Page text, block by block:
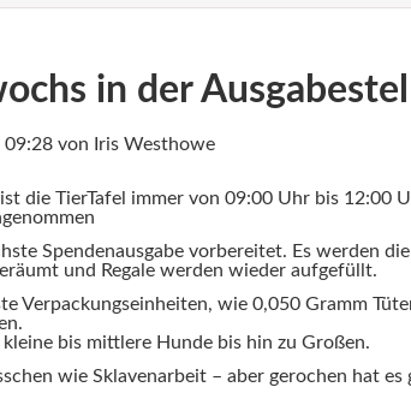
in der
09:28 von Iris Westhowe
die TierTafel immer von 09:00 Uhr bis 12:00
Spendenausgabe vorbereitet. Es werden
und Regale werden wieder aufgefüllt.
Verpackungseinheiten, wie 0,050 Gramm
bis mittlere Hunde bis hin zu Großen.
wie Sklavenarbeit – aber gerochen hat es